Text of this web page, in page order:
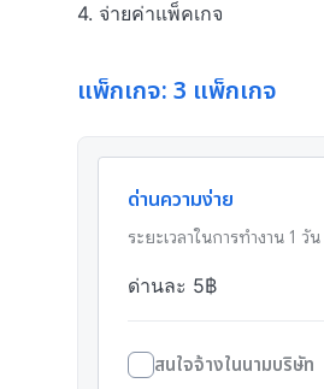
4. จ่ายค่าแพ็คเกจ
แพ็กเกจ: 3 แพ็กเกจ
ด่านความง่าย
ระยะเวลาในการทำงาน 1 วัน
ด่านละ 5฿
สนใจจ้างในนามบริษัท